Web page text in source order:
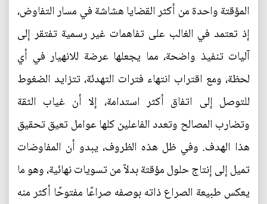
المؤقتة واحدة من أكثر القضايا هشاشة في مسار التفاوض،
إذ تعتمد في الغالب على تفاهمات غير رسمية تفتقر إلى
آليات تنفيذ واضحة، مما يجعلها عرضة للانهيار في أي
لحظة، ومع اقتراب انتهاء فترات التهدئة، تتزايد الضغوط
للتوصل إلى اتفاق أكثر استدامة، إلا أن غياب الثقة
وتضارب المصالح وتعدد الفاعلين كلها عوامل تعيق تحقيق
هذا الهدف. وفي ظل هذه الظروف، يبدو أن المفاوضات
تميل إلى إنتاج حلول مؤقتة بدلاً من تسويات نهائية، وهو ما
يعكس طبيعة الصراع ذاته بوصفه صراعًا مفتوحًا أكثر منه